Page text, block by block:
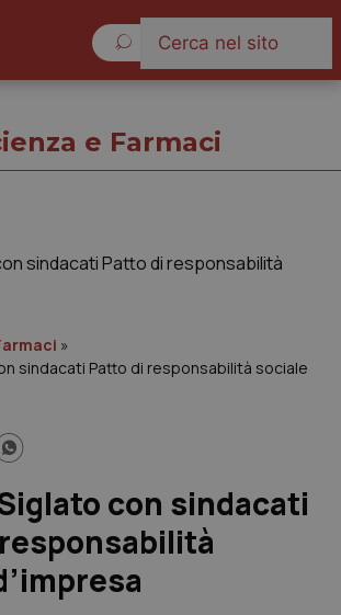
e Farmaci
»
sindacati Patto di responsabilità sociale
con sindacati